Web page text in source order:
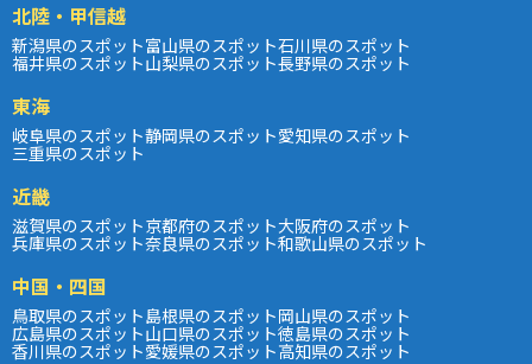
北陸・甲信越
新潟県のスポット富山県のスポット石川県のスポット
福井県のスポット山梨県のスポット長野県のスポット
東海
岐阜県のスポット静岡県のスポット愛知県のスポット
三重県のスポット
近畿
滋賀県のスポット京都府のスポット大阪府のスポット
兵庫県のスポット奈良県のスポット和歌山県のスポット
中国・四国
鳥取県のスポット島根県のスポット岡山県のスポット
広島県のスポット山口県のスポット徳島県のスポット
香川県のスポット愛媛県のスポット高知県のスポット